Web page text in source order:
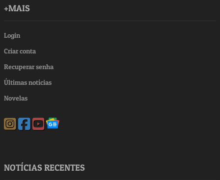
+MAIS
Login
Criar conta
Recuperar senha
Últimas notícias
Novelas
NOTÍCIAS RECENTES